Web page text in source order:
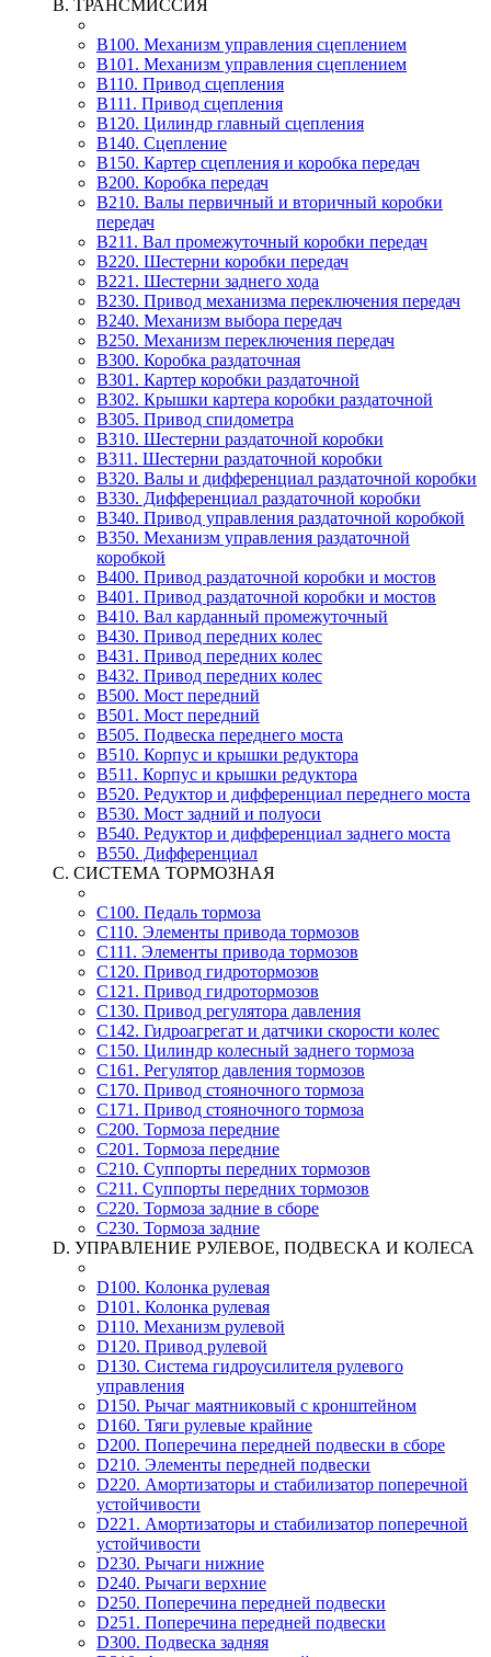
B. ТРАНСМИССИЯ
B100. Механизм управления сцеплением
B101. Механизм управления сцеплением
B110. Привод сцепления
B111. Привод сцепления
B120. Цилиндр главный сцепления
B140. Сцепление
B150. Картер сцепления и коробка передач
B200. Коробка передач
B210. Валы первичный и вторичный коробки
передач
B211. Вал промежуточный коробки передач
B220. Шестерни коробки передач
B221. Шестерни заднего хода
B230. Привод механизма переключения передач
B240. Механизм выбора передач
B250. Механизм переключения передач
B300. Коробка раздаточная
B301. Картер коробки раздаточной
B302. Крышки картера коробки раздаточной
B305. Привод спидометра
B310. Шестерни раздаточной коробки
B311. Шестерни раздаточной коробки
B320. Валы и дифференциал раздаточной коробки
B330. Дифференциал раздаточной коробки
B340. Привод управления раздаточной коробкой
B350. Механизм управления раздаточной
коробкой
B400. Привод раздаточной коробки и мостов
B401. Привод раздаточной коробки и мостов
B410. Вал карданный промежуточный
B430. Привод передних колес
B431. Привод передних колес
B432. Привод передних колес
B500. Мост передний
B501. Мост передний
B505. Подвеска переднего моста
B510. Корпус и крышки редуктора
B511. Корпус и крышки редуктора
B520. Редуктор и дифференциал переднего моста
B530. Мост задний и полуоси
B540. Редуктор и дифференциал заднего моста
B550. Дифференциал
C. СИСТЕМА ТОРМОЗНАЯ
C100. Педаль тормоза
C110. Элементы привода тормозов
C111. Элементы привода тормозов
C120. Привод гидротормозов
C121. Привод гидротормозов
C130. Привод регулятора давления
C142. Гидроагрегат и датчики скорости колес
C150. Цилиндр колесный заднего тормоза
C161. Регулятор давления тормозов
C170. Привод стояночного тормоза
C171. Привод стояночного тормоза
C200. Тормоза передние
C201. Тормоза передние
C210. Суппорты передних тормозов
C211. Суппорты передних тормозов
C220. Тормоза задние в сборе
C230. Тормоза задние
D. УПРАВЛЕНИЕ РУЛЕВОЕ, ПОДВЕСКА И КОЛЕСА
D100. Колонка рулевая
D101. Колонка рулевая
D110. Механизм рулевой
D120. Привод рулевой
D130. Система гидроусилителя рулевого
управления
D150. Рычаг маятниковый с кронштейном
D160. Тяги рулевые крайние
D200. Поперечина передней подвески в сборе
D210. Элементы передней подвески
D220. Амортизаторы и стабилизатор поперечной
устойчивости
D221. Амортизаторы и стабилизатор поперечной
устойчивости
D230. Рычаги нижние
D240. Рычаги верхние
D250. Поперечина передней подвески
D251. Поперечина передней подвески
D300. Подвеска задняя